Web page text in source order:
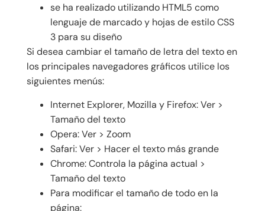
se ha realizado utilizando HTML5 como
lenguaje de marcado y hojas de estilo CSS
3 para su diseño
Si desea cambiar el tamaño de letra del texto en
los principales navegadores gráficos utilice los
siguientes menús:
Internet Explorer, Mozilla y Firefox: Ver >
Tamaño del texto
Opera: Ver > Zoom
Safari: Ver > Hacer el texto más grande
Chrome: Controla la página actual >
Tamaño del texto
Para modificar el tamaño de todo en la
página: